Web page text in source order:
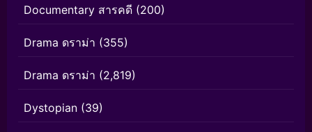
Documentary สารคดี (200)
Drama ดราม่า (355)
Drama ดราม่า (2,819)
Dystopian (39)